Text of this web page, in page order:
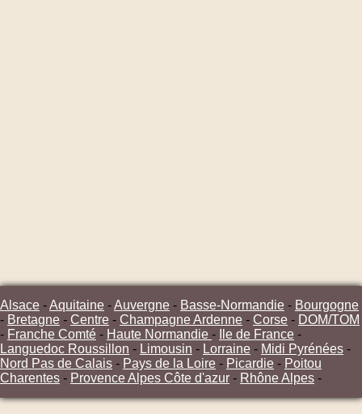
Alsace -Aquitaine -Auvergne - Basse-Normandie - Bourgogne
- Bretagne - Centre - Champagne Ardenne - Corse - DOM/TOM
- Franche Comté - Haute Normandie - Ile de France -
Languedoc Roussillon - Limousin - Lorraine - Midi Pyrénées -
Nord Pas de Calais - Pays de la Loire - Picardie - Poitou
Charentes - Provence Alpes Côte d'azur - Rhône Alpes -